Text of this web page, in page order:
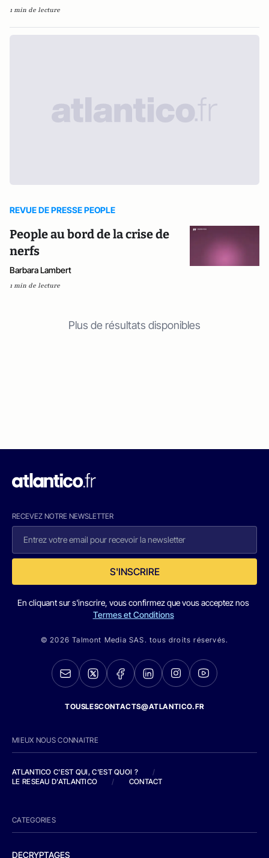
1 min de lecture
REVUE DE PRESSE PEOPLE
People au bord de la crise de
nerfs
Barbara Lambert
1 min de lecture
Plus de résultats disponibles
RECEVEZ NOTRE NEWSLETTER
S'INSCRIRE
En cliquant sur s'inscrire, vous confirmez que vous acceptez nos
Termes et Conditions
© 2026 Talmont Media SAS. tous droits réservés.
TOUSLESCONTACTS@ATLANTICO.FR
MIEUX NOUS CONNAITRE
ATLANTICO C'EST QUI, C'EST QUOI ?
/
LE RESEAU D'ATLANTICO
/ CONTACT
CATEGORIES
DECRYPTAGES